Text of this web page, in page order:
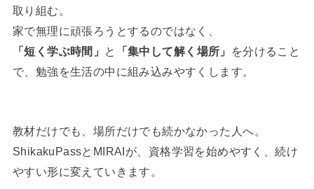
取り組む。
家で無理に頑張ろうとするのではなく、
「短く学ぶ時間」 と 「集中して解く場所」
を分けること
で、勉強を生活の中に組み込みやすくします。
教材だけでも、場所だけでも続かなかった人へ。
ShikakuPassとMIRAIが、資格学習を始めやすく、続け
やすい形に変えていきます。